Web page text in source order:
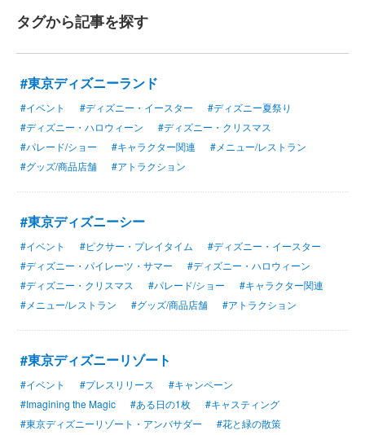
タグから記事を探す
#東京ディズニーランド
#イベント #ディズニー・イースター
#ディズニー夏祭り
#ディズニー・ハロウィーン
#ディズニー・クリスマス
#パレード/ショー
#キャラクター関連
#メニュー/レストラン
#グッズ/商品店舗
#アトラクション
#東京ディズニーシー
#イベント #ピクサー・プレイタイム
#ディズニー・イースター
#ディズニー・パイレーツ・サマー
#ディズニー・ハロウィーン
#ディズニー・クリスマス
#パレード/ショー
#キャラクター関連
#メニュー/レストラン
#グッズ/商品店舗 #アトラクション
#東京ディズニーリゾート
#イベント #プレスリリース
#キャンペーン
#Imagining the Magic
#ある日の1枚
#キャスティング
#東京ディズニーリゾート・アンバサダー
#花と緑の散策